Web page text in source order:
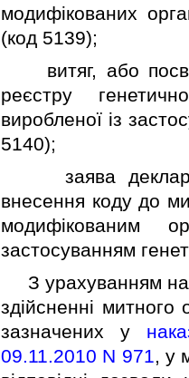
модифiкованих
(код 5139);
витяг, або
реєстру
виробленої iз
5140);
заява
внесення коду до
модифiкованим
застосуванням
З урахуванням
здiйсненнi
зазначених у
09.11.2010 N 971, у